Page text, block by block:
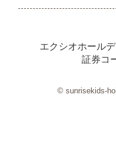
エクシオホール
証券コ
© sunrisekids-